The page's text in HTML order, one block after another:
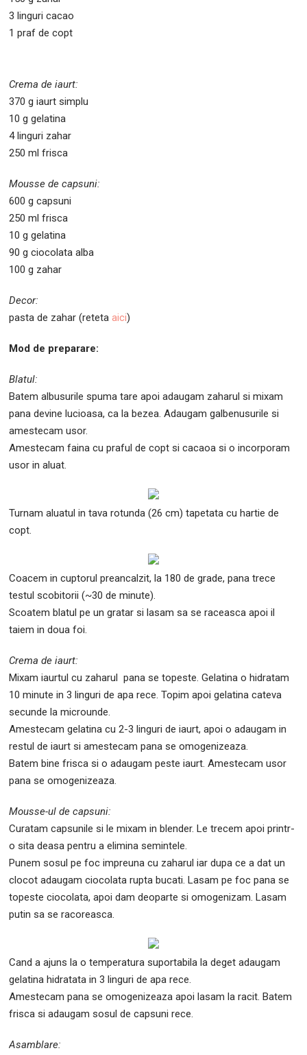
3 linguri cacao
1 praf de copt
Crema de iaurt:
370 g iaurt simplu
10 g gelatina
4 linguri zahar
250 ml frisca
Mousse de capsuni:
600 g capsuni
250 ml frisca
10 g gelatina
90 g ciocolata alba
100 g zahar
Decor:
pasta de zahar (retetaaici)
Mod de preparare:
Blatul:
Batem albusurile spuma tare apoi adaugam zaharul si mixam
pana devine lucioasa, ca la bezea. Adaugam galbenusurile si
amestecam usor.
Amestecam faina cu praful de copt si cacaoa si o incorporam
usor in aluat.
Turnam aluatul in tava rotunda (26 cm) tapetata cu hartie de
copt.
Coacem in cuptorul preancalzit, la 180 de grade, pana trece
testul scobitorii (~30 de minute).
Scoatem blatul pe un gratar si lasam sa se raceasca apoi il
taiem in doua foi.
Crema de iaurt:
Mixam iaurtul cu zaharul pana se topeste. Gelatina o hidratam
10 minute in 3 linguri de apa rece. Topim apoi gelatina cateva
secunde la microunde.
Amestecam gelatina cu 2-3 linguri de iaurt, apoi o adaugam in
restul de iaurt si amestecam pana se omogenizeaza.
Batem bine frisca si o adaugam peste iaurt. Amestecam usor
pana se omogenizeaza.
Mousse-ul de capsuni:
Curatam capsunile si le mixam in blender. Le trecem apoi printr-
o sita deasa pentru a elimina semintele.
Punem sosul pe foc impreuna cu zaharul iar dupa ce a dat un
clocot adaugam ciocolata rupta bucati. Lasam pe foc pana se
topeste ciocolata, apoi dam deoparte si omogenizam. Lasam
putin sa se racoreasca.
Cand a ajuns la o temperatura suportabila la deget adaugam
gelatina hidratata in 3 linguri de apa rece.
Amestecam pana se omogenizeaza apoi lasam la racit. Batem
frisca si adaugam sosul de capsuni rece.
Asamblare: